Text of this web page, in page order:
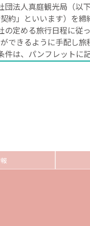
団法人真庭観光局（
約」といいます）を締
の定める旅行日程に
できるように手配し旅
件は、パンフレット
下「当社約款」といい
旅行業者又は受託旅
す。この場合、予約の
（受付は、当社らの
ない場合は、当社らは
以上、6万円未満の場合
以上、10万円未満の場
以上、15万円未満の場